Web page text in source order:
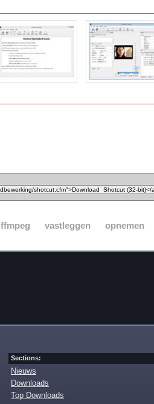
ffmpeg vastleggen opnemen
Sections:
Nieuws
Downloads
Top Downloads